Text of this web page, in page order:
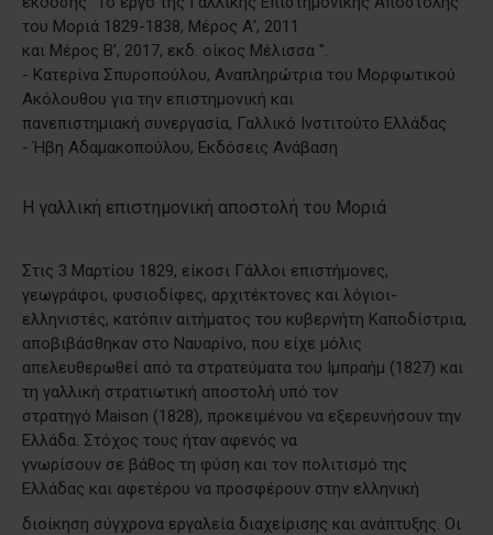
του Μοριά 1829-1838, Μέρος Α', 2011
και Μέρος Β', 2017, εκδ. οίκος Μέλισσα ".
- Κατερίνα Σπυροπούλου, Αναπληρώτρια του Μορφωτικού
Ακόλουθου για την επιστημονική και
πανεπιστημιακή συνεργασία, Γαλλικό Ινστιτούτο Ελλάδας
- Ήβη Αδαμακοπούλου, Εκδόσεις Ανάβαση
Η γαλλική επιστημονική αποστολή του Μοριά
Στις 3 Μαρτίου 1829, είκοσι Γάλλοι επιστήμονες,
γεωγράφοι, φυσιοδίφες, αρχιτέκτονες και λόγιοι-
ελληνιστές, κατόπιν αιτήματος του κυβερνήτη Καποδίστρια,
αποβιβάσθηκαν στο Ναυαρίνο, που είχε μόλις
απελευθερωθεί από τα στρατεύματα του Ιμπραήμ (1827) και
τη γαλλική στρατιωτική αποστολή υπό τον
στρατηγό Maison (1828), προκειμένου να εξερευνήσουν την
Ελλάδα. Στόχος τους ήταν αφενός να
γνωρίσουν σε βάθος τη φύση και τον πολιτισμό της
Ελλάδας και αφετέρου να προσφέρουν στην ελληνική
διοίκηση σύγχρονα εργαλεία διαχείρισης και ανάπτυξης. Οι